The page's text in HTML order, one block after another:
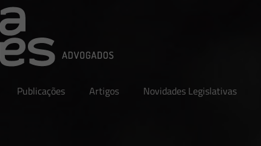
Publicações Artigos Novidades Legislativas